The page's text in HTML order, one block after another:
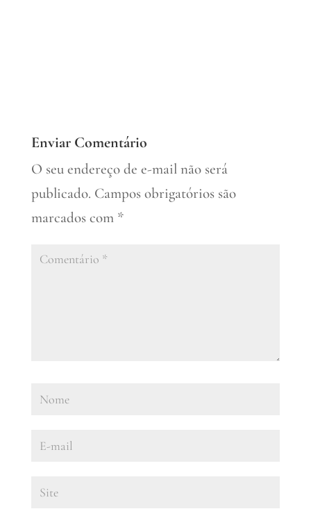
Enviar Comentário
O seu endereço de e-mail não será
publicado. Campos obrigatórios são
marcados com *